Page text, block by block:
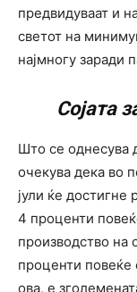
предвидуваат и
светот на
најмногу заради
Сојата
Што се однесува
очекува дека во
јули ќе
4 проценти
производство на
проценти повеќе
ова, е